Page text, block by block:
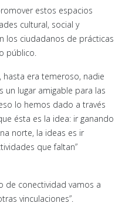
estos espacios
cultural, social y
los ciudadanos de prácticas
público.
hasta era temeroso, nadie
un lugar amigable para las
lo hemos dado a través
ésta es la idea: ir ganando
norte, la ideas es ir
que faltan”
de conectividad vamos a
vinculaciones”.